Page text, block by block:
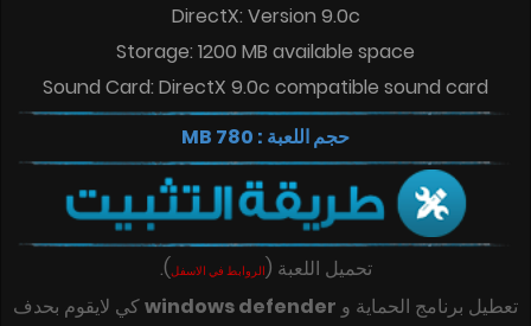
DirectX: Version 9.0c
Storage: 1200 MB available space
Sound Card: DirectX 9.0c compatible sound card
حجم اللعبة : 780 MB
تحميل اللعبة (الروابط في الاسفل)
.
تعطيل برنامج الحماية و windows defenderكي لايقوم بحدف